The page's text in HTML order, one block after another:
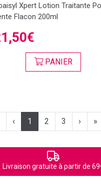
Xpert Lotion Traitante
Flacon 200ml
PANIER
‹ 1 2 3 › »
Livraison gratuite à partir de